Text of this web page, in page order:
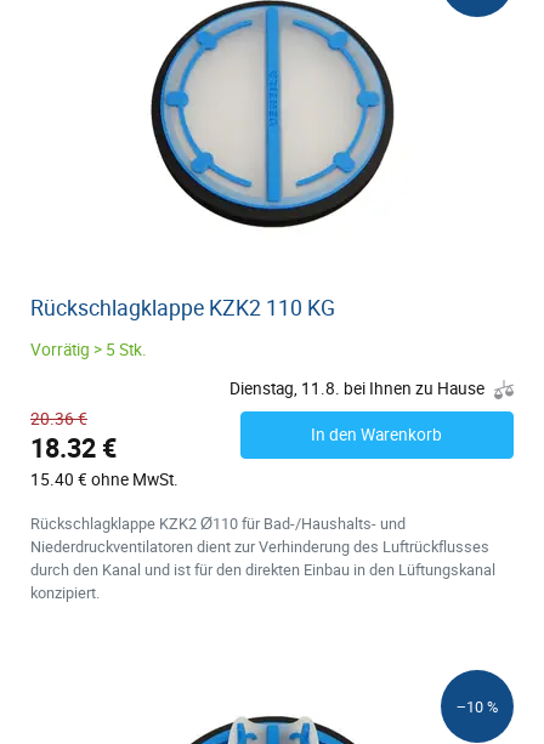
Rückschlagklappe KZK2 110 KG
Vorrätig > 5 Stk.
Dienstag, 11.8. bei Ihnen zu Hause
20.36 €
18.32 €
15.40 € ohne MwSt.
In den Warenkorb
Rückschlagklappe KZK2 Ø110 für Bad-/Haushalts- und
Niederdruckventilatoren dient zur Verhinderung des Luftrückflusses
durch den Kanal und ist für den direkten Einbau in den Lüftungskanal
konzipiert.
−10 %